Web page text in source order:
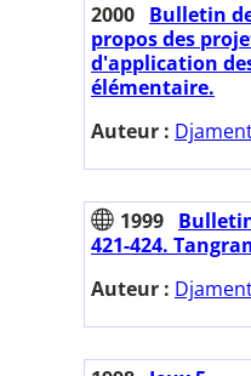
2000 Bulletin
propos des
d'application
élémentaire.
Auteur :
1999
421-424.
Auteur :